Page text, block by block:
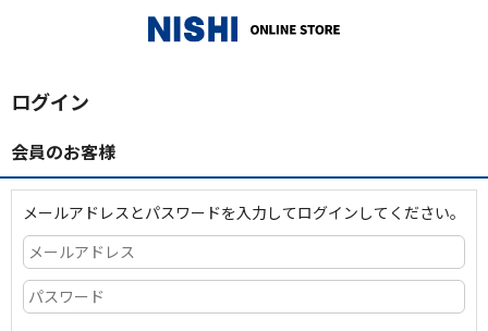
ログイン
会員のお客様
メールアドレスとパスワードを入力してログインしてください。